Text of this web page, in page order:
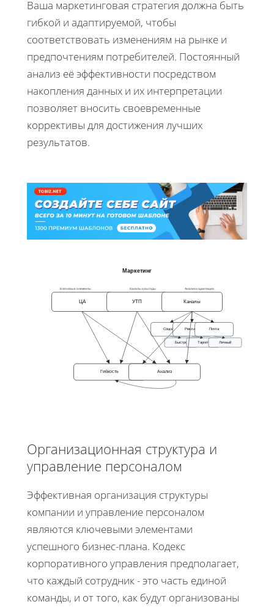
Ваша маркетинговая стратегия должна быть
гибкой и адаптируемой, чтобы
соответствовать изменениям на рынке и
предпочтениям потребителей. Постоянный
анализ её эффективности посредством
накопления данных и их интерпретации
позволяет вносить своевременные
коррективы для достижения лучших
результатов.
Маркетинг
ЦА УТП Каналы
Соцсети
Быстро
Реклама
Таргет
Почта
Личный
Гибкость Анализ
Ключевые элементы Каналы и выгоды Анализ и адаптация
Организационная структура и
управление персоналом
Эффективная организация структуры
компании и управление персоналом
являются ключевыми элементами
успешного бизнес-плана. Кодекс
корпоративного управления предполагает,
что каждый сотрудник - это часть единой
команды, и от того, как будут организованы